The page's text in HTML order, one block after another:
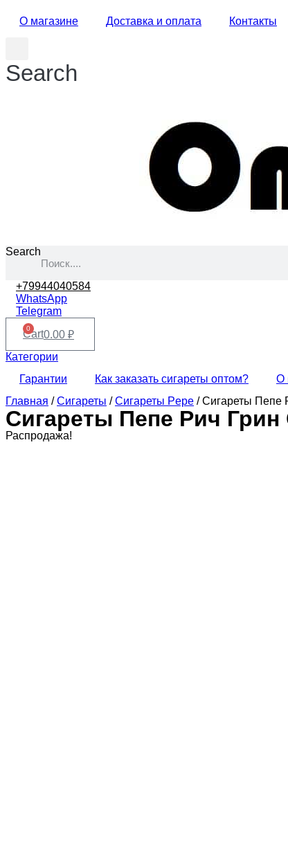
О магазине Доставка и оплата Контакты
Search
Search
+79944040584
WhatsApp
Telegram
0.00 ₽
0
Cart
Категории
Гарантии
Как заказать сигареты оптом?
О
Главная /Сигареты /Сигареты Pepe / Сигареты Пепе
Сигареты Пепе Рич
Распродажа!